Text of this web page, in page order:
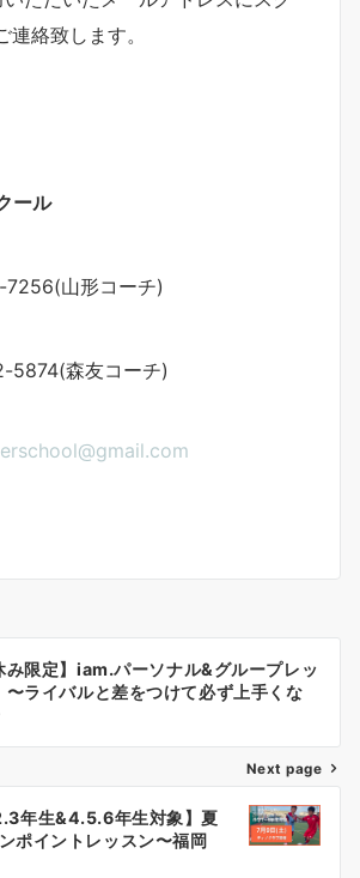
絡致します。
ール
山形コーチ)
5874(森友コーチ)
み限定】iam.パーソナル&グループレッ
ライバルと差をつけて必ず上手くな
Next page
年生&4.5.6年生対象】夏
ポイントレッスン〜福岡